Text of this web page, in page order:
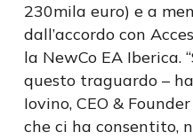
230mila euro) e a
dall’accordo con
la NewCo EA Iberica.
questo traguardo –
Iovino, CEO &
che ci ha consentito,